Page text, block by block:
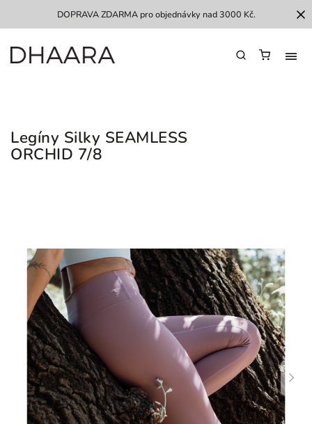
DOPRAVA ZDARMA pro objednávky nad 3000 Kč.
Legíny Silky SEAMLESS
ORCHID 7/8